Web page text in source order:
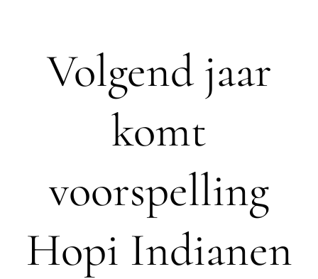
Volgend jaar
komt
voorspelling
Hopi Indianen